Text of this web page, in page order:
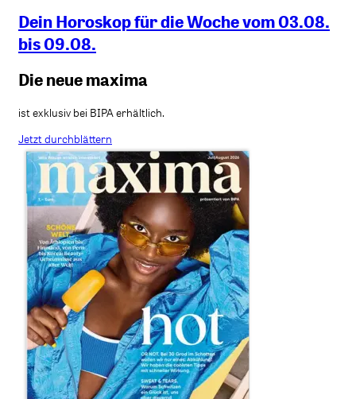
Dein Horoskop für die Woche vom 03.08.
bis 09.08.
Die neue maxima
ist exklusiv bei BIPA erhältlich.
Jetzt durchblättern